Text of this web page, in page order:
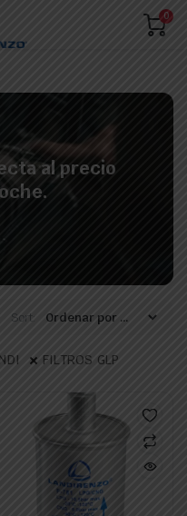
0
al precio
Sort:
FILTROS GLP